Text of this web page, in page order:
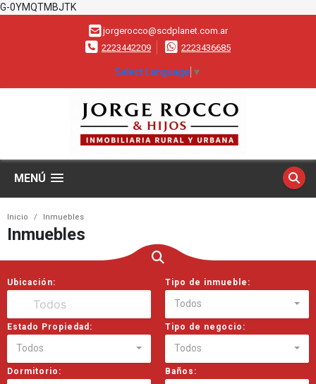
G-0YMQTMBJTK
jorgerocco@scdplanet.com.ar
2223442209
2223436685
Select Language ▼
MENÚ
Inicio Inmuebles
Inmuebles
Ubicación: Tipo de inmueble:
Todos
Estado Propiedad:
Todos
Tipo de negocio:
Todos
Dormitorio: Baños: